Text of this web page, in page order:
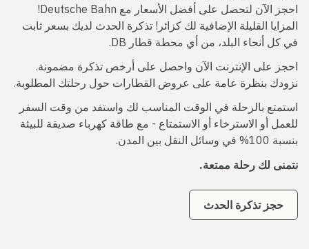
احجز الآن لتحصل على أفضل الأسعار مع Deutsche Bahn!
المزايا القليلة الإضافية لك كزائر! تذكرة الحدث لديك بسعر ثابت
في كل أنحاء البلد، من أي محطة قطار DB.
احجز على الإنترنت الآن واحصل على أرخص تذكرة مضمونة.
نزودك بنظرة عامة على عروض القطارات حول رحلتك المطلوبة.
استمتع بالرحلة في الوقت المناسب لك واستفد من وقت السفر
للعمل أو الاسترخاء أو الاستمتاع - مع طاقة كهرباء صديقة للبيئة
بنسبة 100% في وسائل النقل بين المدن.
نتمنى لك رحلة ممتعة.
حجز تذكرة الحدث